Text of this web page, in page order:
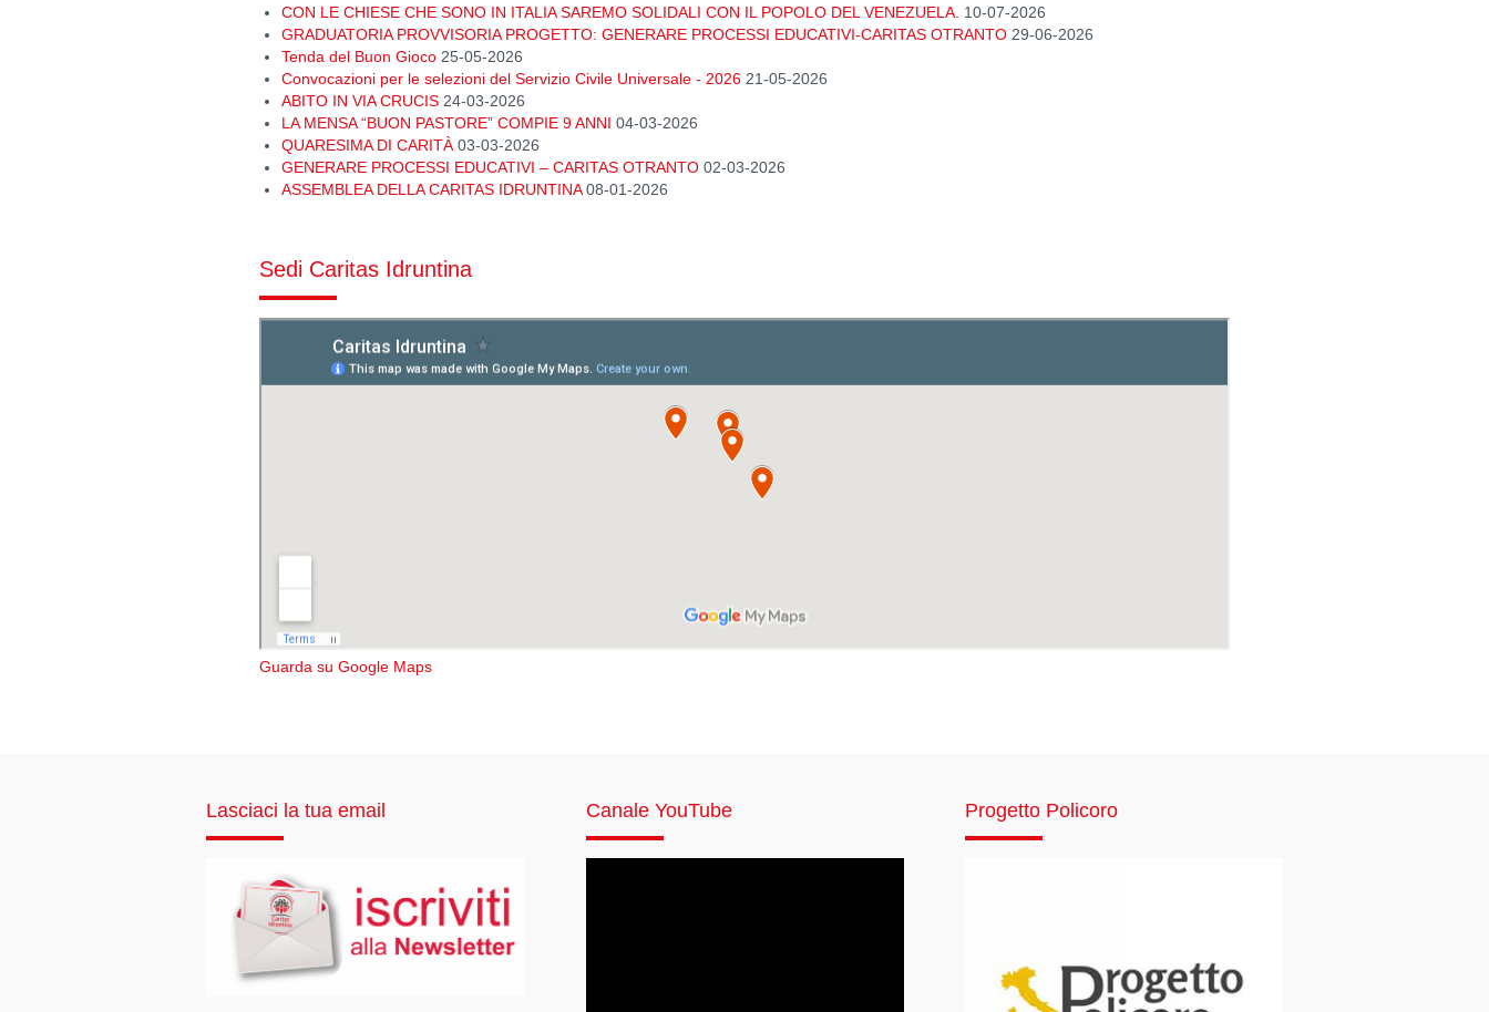
CON LE CHIESE CHE SONO IN ITALIA SAREMO SOLIDALI CON IL POPOLO DEL VENEZUELA. 10-07-2026
GRADUATORIA PROVVISORIA PROGETTO: GENERARE PROCESSI EDUCATIVI-CARITAS OTRANTO 29-06-2026
Tenda del Buon Gioco 25-05-2026
Convocazioni per le selezioni del Servizio Civile Universale - 2026 21-05-2026
ABITO IN VIA CRUCIS 24-03-2026
LA MENSA “BUON PASTORE” COMPIE 9 ANNI
04-03-2026
QUARESIMA DI CARITÀ 03-03-2026
GENERARE PROCESSI EDUCATIVI – CARITAS OTRANTO 02-03-2026
ASSEMBLEA DELLA CARITAS IDRUNTINA 08-01-2026
Sedi Caritas Idruntina
Guarda su Google Maps
Lasciaci la tua email Canale YouTube Progetto Policoro